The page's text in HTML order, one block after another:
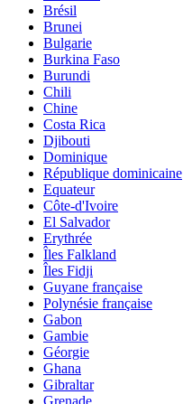
Brésil
Brunei
Bulgarie
Burkina Faso
Burundi
Chili
Chine
Costa Rica
Djibouti
Dominique
République dominicaine
Equateur
Côte-d'Ivoire
El Salvador
Erythrée
Îles Falkland
Îles Fidji
Guyane française
Polynésie française
Gabon
Gambie
Géorgie
Ghana
Gibraltar